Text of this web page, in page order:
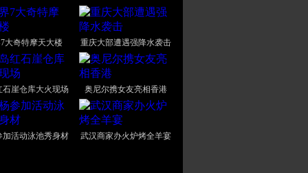
大奇特摩天大楼 重庆大部遭遇强降水袭击
石崖仓库大火现场 奥尼尔携女友亮相香港
加活动泳池秀身材 武汉商家办火炉烤全羊宴